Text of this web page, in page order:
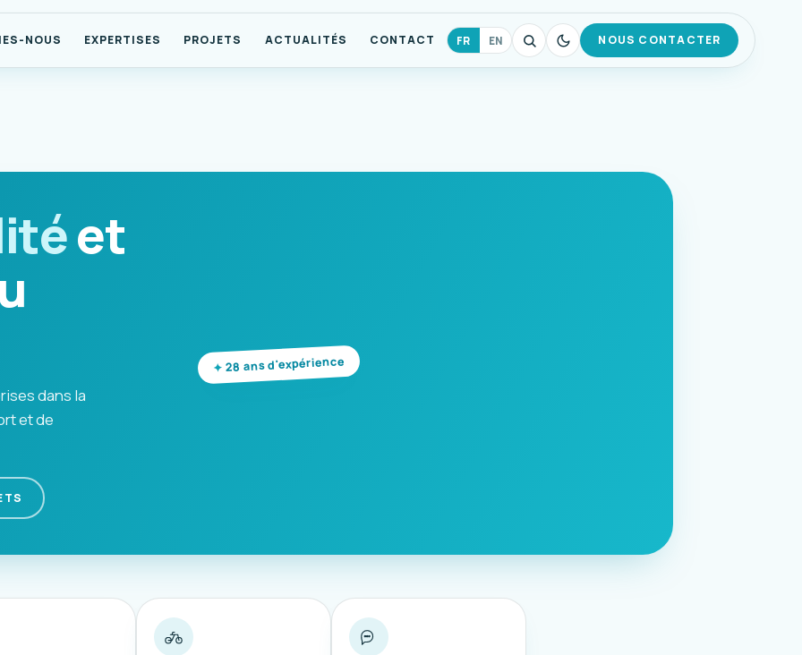
NOUS EXPERTISES PROJETS ACTUALITÉS CONTACT FR EN NOUS CONTACTER
et
dans la
et de
28 ans d'expérience